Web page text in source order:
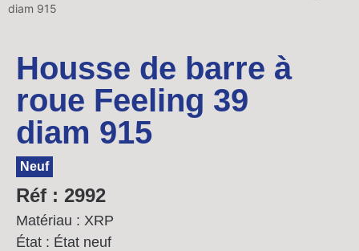
diam 915
Housse de barre à
roue Feeling 39
diam 915
Neuf
Réf : 2992
Matériau : XRP
État : État neuf